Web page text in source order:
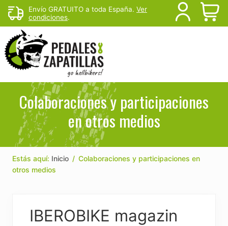
Menu
Skip
primary
navigation
Skip
main
content
Skip
footer
Envío GRATUITO a toda España. Ver
condiciones.
Rutas
mtb
senderismo
para
escapar
del
sofá
Colaboraciones y participaciones
en otros medios
Estás aquí: Inicio / Colaboraciones y participaciones en
otros medios
IBEROBIKE magazin